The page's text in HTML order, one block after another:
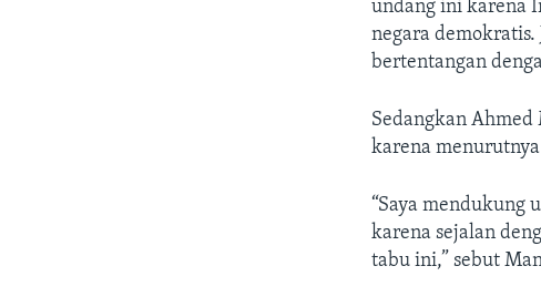
undang ini karena
negara
bertentangan
Sedangkan
karena menurutnya
“Saya mendukung
karena sejalan
tabu ini,” sebut